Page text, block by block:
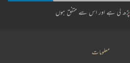
پڑھ لی ہے اور اس سے متفق ہوں
معلومات